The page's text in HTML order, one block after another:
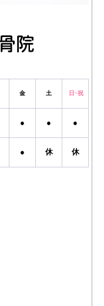
金 土 日・祝
● ● ●
● 休 休